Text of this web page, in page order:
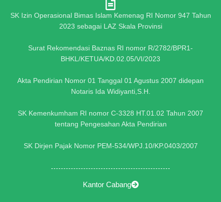
SK Izin Operasional Bimas Islam Kemenag RI Nomor 947 Tahun
2023 sebagai LAZ Skala Provinsi
Surat Rekomendasi Baznas RI nomor R/2782/BPR1-
BHKL/KETUA/KD.02.05/VI/2023
Akta Pendirian Nomor 01 Tanggal 01 Agustus 2007 didepan
Notaris Ida Widiyanti,S.H.
SK Kemenkumham RI nomor C-3328 HT.01.02 Tahun 2007
tentang Pengesahan Akta Pendirian
SK Dirjen Pajak Nomor PEM-534/WPJ.10/KP.0403/2007
Kantor Cabang